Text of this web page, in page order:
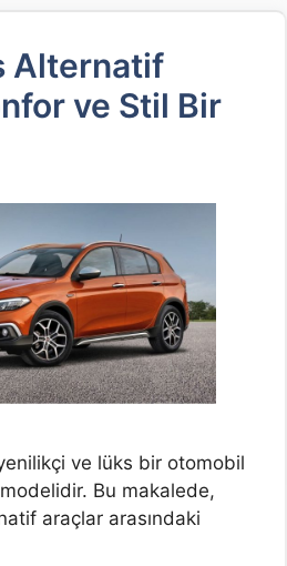
Alternatif
ve Stil Bir
ve lüks bir otomobil
Bu makalede,
araçlar arasındaki